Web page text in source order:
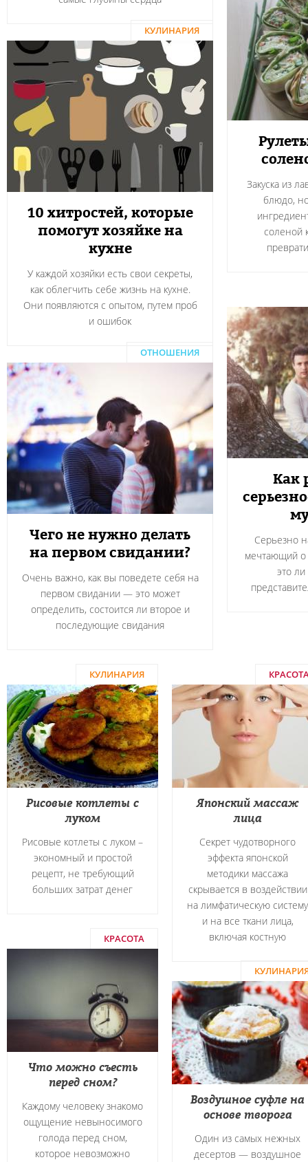
Закуска из
блюдо,
соленой
КУЛИНАРИЯ
10 хитростей, которые
помогут хозяйке на
кухне
У каждой хозяйки есть свои секреты,
как облегчить себе жизнь на кухне.
Они появляются с опытом, путем проб
и ошибок
Как
Серьезно
мечтающий о
это
ОТНОШЕНИЯ
Чего не нужно делать
на первом свидании?
Очень важно, как вы поведете себя на
первом свидании — это может
определить, состоится ли второе и
последующие свидания
КУЛИНАРИЯ
Рисовые котлеты с
луком
Рисовые котлеты с луком –
экономный и простой
рецепт, не требующий
больших затрат денег
Японский массаж
лица
Секрет чудотворного
эффекта японской
методики массажа
скрывается в воздействии
на лимфатическую систему
и на все ткани лица,
включая костную
КРАСОТА
Что можно съесть
перед сном?
Каждому человеку знакомо
ощущение невыносимого
голода перед сном,
которое невозможно
Воздушное суфле на
основе творога
Один из самых нежных
десертов — воздушное